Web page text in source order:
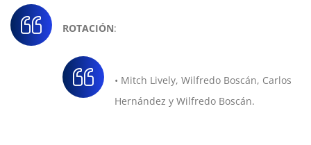
ROTACIÓN:
• Mitch Lively, Wilfredo Boscán, Carlos
Hernández y Wilfredo Boscán.